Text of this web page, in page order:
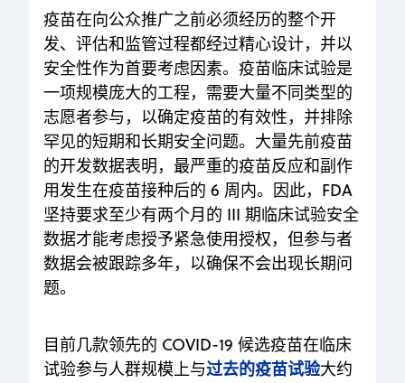
疫苗在向公众推广之前必须经历的整个开
发、评估和监管过程都经过精心设计，并以
安全性作为首要考虑因素。疫苗临床试验是
一项规模庞大的工程，需要大量不同类型的
志愿者参与，以确定疫苗的有效性，并排除
罕见的短期和长期安全问题。大量先前疫苗
的开发数据表明，最严重的疫苗反应和副作
用发生在疫苗接种后的 6 周内。因此，FDA
坚持要求至少有两个月的 III 期临床试验安全
数据才能考虑授予紧急使用授权，但参与者
数据会被跟踪多年，以确保不会出现长期问
题。
目前几款领先的 COVID-19 候选疫苗在临床
试验参与人群规模上与过去的疫苗试验大约